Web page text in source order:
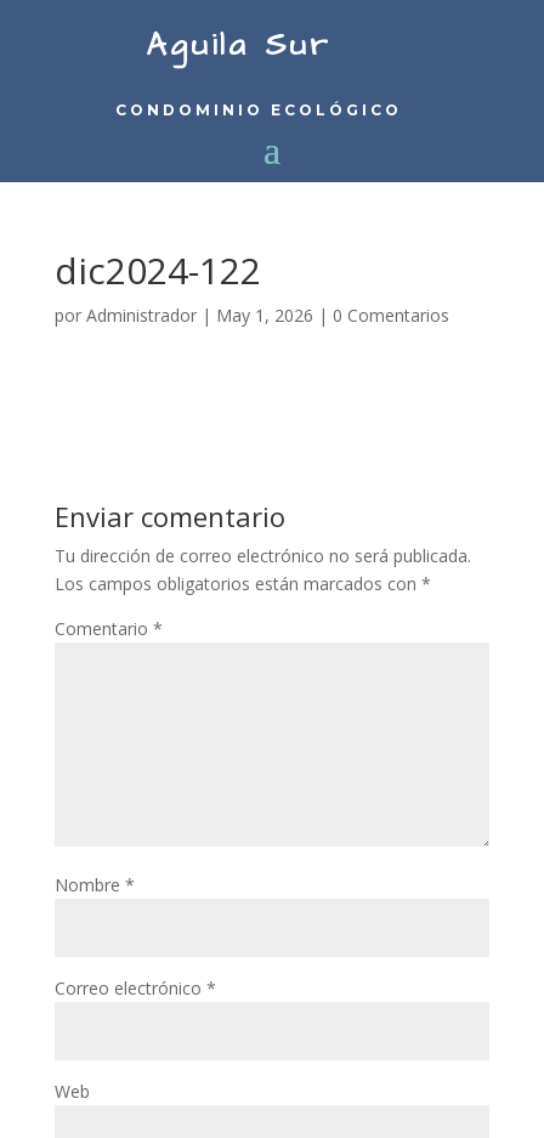
Aguila Sur
CONDOMINIO ECOLÓGICO
dic2024-122
por Administrador| May 1, 2026 | 0 Comentarios
Enviar comentario
Tu dirección de correo electrónico no será publicada.
Los campos obligatorios están marcados con *
Comentario *
Nombre *
Correo electrónico *
Web